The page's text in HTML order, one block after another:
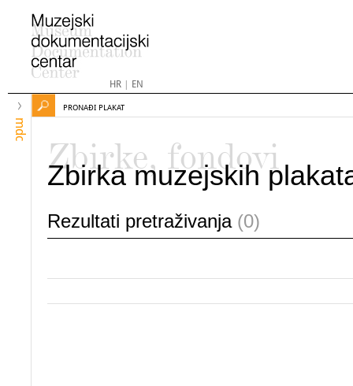
HR| EN
mdc
PRONAĐI PLAKAT
Zbirke, fondovi
Zbirka muzejskih
Rezultati pretraživanja (0)